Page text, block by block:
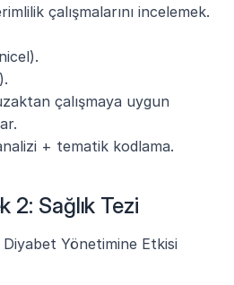
çalışmalarını incelemek.
çalışmaya uygun
+ tematik kodlama.
2: Sağlık Tezi
Yönetimine Etkisi